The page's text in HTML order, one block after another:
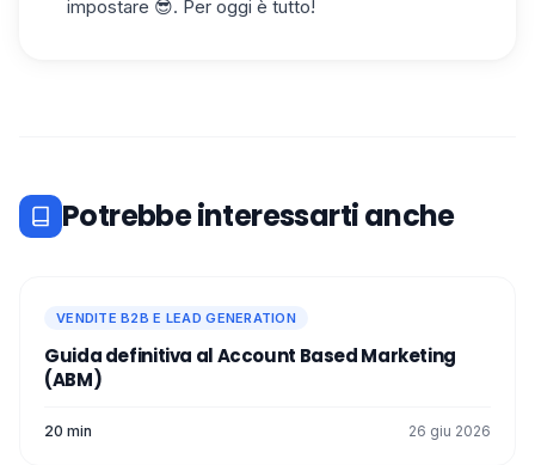
impostare 😎. Per oggi è tutto!
Potrebbe interessarti anche
VENDITE B2B E LEAD GENERATION
Guida definitiva al Account Based Marketing
(ABM)
20 min 26 giu 2026